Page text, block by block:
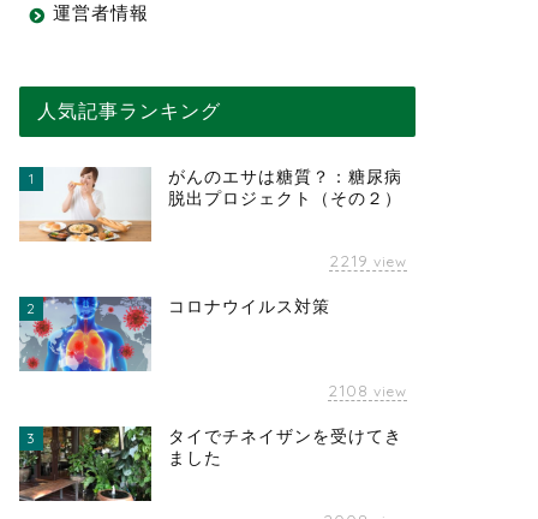
運営者情報
人気記事ランキング
1
がんのエサは糖質？：糖尿病
脱出プロジェクト（その２）
2219 view
2 コロナウイルス対策
2108 view
3
タイでチネイザンを受けてき
ました